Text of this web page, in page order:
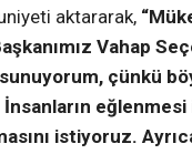
aktararak,
Vahap
çünkü
İnsanların
istiyoruz.